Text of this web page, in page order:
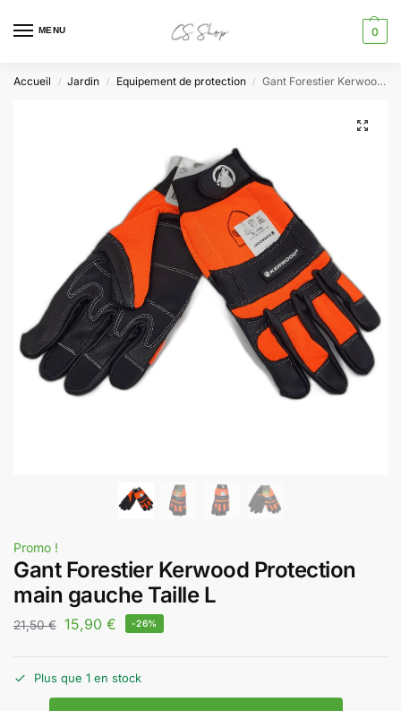
MENU 0
Accueil / Jardin / Equipement de protection / Gant Forestier Kerwood Protection main gauche Taille L
Promo !
Gant Forestier Kerwood Protection
main gauche Taille L
21,50€ 15,90 € -26%
Plus que 1 en stock